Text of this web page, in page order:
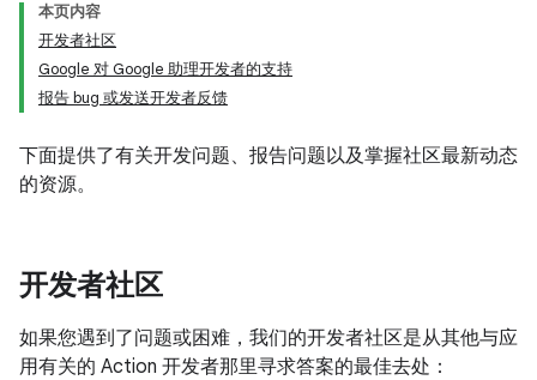
本页内容
开发者社区
Google 对 Google 助理开发者的支持
报告 bug 或发送开发者反馈
下面提供了有关开发问题、报告问题以及掌握社区最新动态
的资源。
开发者社区
如果您遇到了问题或困难，我们的开发者社区是从其他与应
用有关的 Action 开发者那里寻求答案的最佳去处：